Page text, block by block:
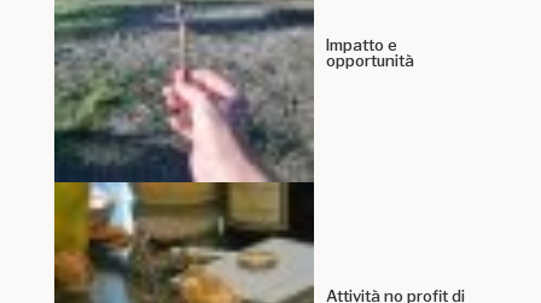
Impatto e
opportunità
Attività no profit di